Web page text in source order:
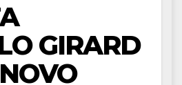
GIRARD